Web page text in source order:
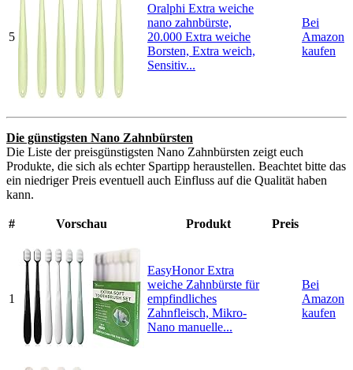
5
Oralphi Extra weiche
nano zahnbürste,
20.000 Extra weiche
Borsten, Extra weich,
Sensitiv...
Bei
Amazon
kaufen
Die günstigsten Nano Zahnbürsten
Die Liste der preisgünstigsten Nano Zahnbürsten zeigt euch
Produkte, die sich als echter Spartipp heraustellen. Beachtet bitte das
ein niedriger Preis eventuell auch Einfluss auf die Qualität haben
kann.
# Vorschau Produkt Preis
1
EasyHonor Extra
weiche Zahnbürste für
empfindliches
Zahnfleisch, Mikro-
Nano manuelle...
Bei
Amazon
kaufen